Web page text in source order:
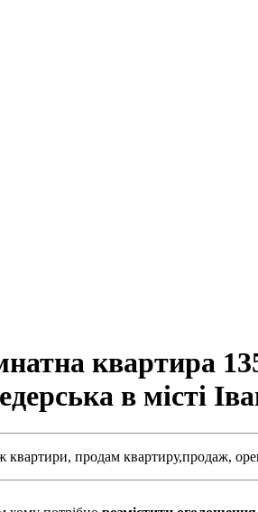
квартира
в місті
квартири, продам квартиру,продаж,